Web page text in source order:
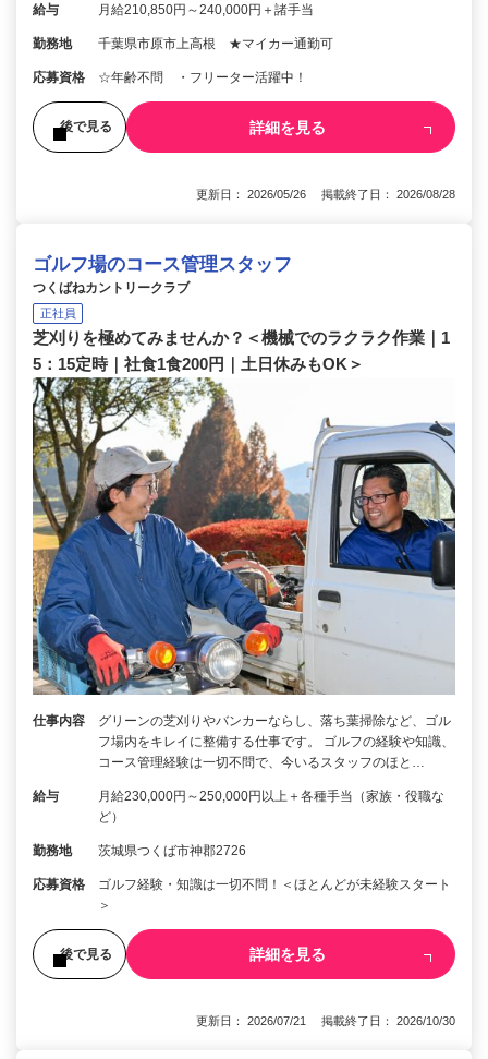
給与 月給210,850円～240,000円＋諸手当
勤務地 千葉県市原市上高根 ★マイカー通勤可
応募資格 ☆年齢不問 ・フリーター活躍中！
後で見る 詳細を見る
更新日： 2026/05/26 掲載終了日： 2026/08/28
ゴルフ場のコース管理スタッフ
つくばねカントリークラブ
正社員
芝刈りを極めてみませんか？＜機械でのラクラク作業｜1
5：15定時｜社食1食200円｜土日休みもOK＞
仕事内容
グリーンの芝刈りやバンカーならし、落ち葉掃除など、ゴル
フ場内をキレイに整備する仕事です。 ゴルフの経験や知識、
コース管理経験は一切不問で、今いるスタッフのほと…
給与
月給230,000円～250,000円以上＋各種手当（家族・役職な
ど）
勤務地 茨城県つくば市神郡2726
応募資格
ゴルフ経験・知識は一切不問！＜ほとんどが未経験スタート
＞
後で見る 詳細を見る
更新日： 2026/07/21 掲載終了日： 2026/10/30